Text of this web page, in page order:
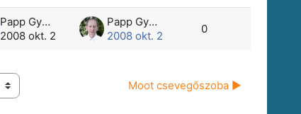
Papp Gyula
2008 okt. 2
Papp Gyula
2008 okt. 2
0
Moot csevegőszoba ▶︎